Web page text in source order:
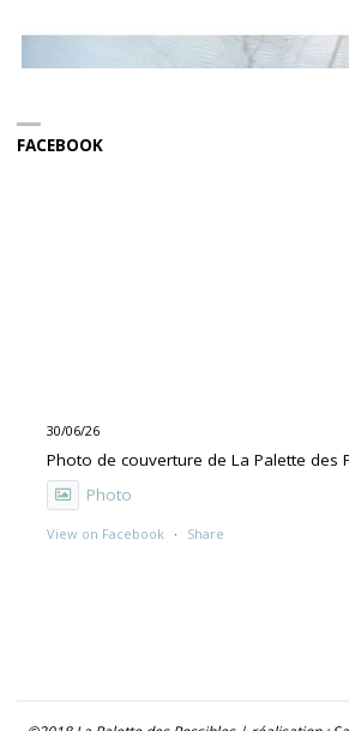
FACEBOOK
30/06/26
Photo de couverture de La Palette des
Photo
View on Facebook · Share